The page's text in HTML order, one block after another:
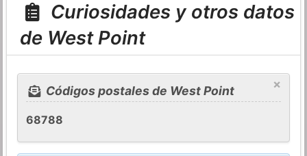
Curiosidades y otros datos
de West Point
×
Códigos postales de West Point
68788